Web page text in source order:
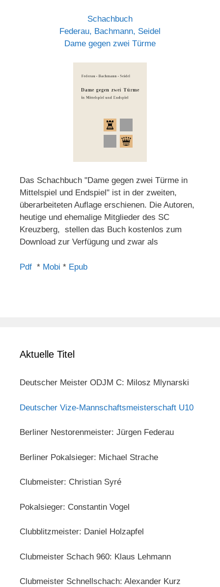
Schachbuch
Federau, Bachmann, Seidel
Dame gegen zwei Türme
Das Schachbuch "Dame gegen zwei Türme in
Mittelspiel und Endspiel" ist in der zweiten,
überarbeiteten Auflage erschienen. Die Autoren,
heutige und ehemalige Mitglieder des SC
Kreuzberg, stellen das Buch kostenlos zum
Download zur Verfügung und zwar als
Pdf * Mobi * Epub
Aktuelle Titel
Deutscher Meister ODJM C: Milosz Mlynarski
Deutscher Vize-Mannschaftsmeisterschaft U10
Berliner Nestorenmeister: Jürgen Federau
Berliner Pokalsieger: Michael Strache
Clubmeister: Christian Syré
Pokalsieger: Constantin Vogel
Clubblitzmeister: Daniel Holzapfel
Clubmeister Schach 960: Klaus Lehmann
Clubmeister Schnellschach: Alexander Kurz